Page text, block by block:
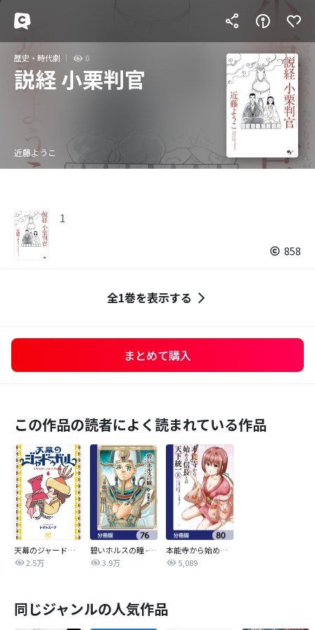
歴史・時代劇 0
説経 小栗判官
近藤ようこ
1
858
全1巻を表示する
まとめて購入
この作品の読者によく読まれている作品
天幕のジャードゥーガル
2.5万
碧いホルスの瞳 -男装の女王の物語-【分冊版】
3.9万
本能寺から始める信長との天下統一【分冊版】
5,089
同じジャンルの人気作品